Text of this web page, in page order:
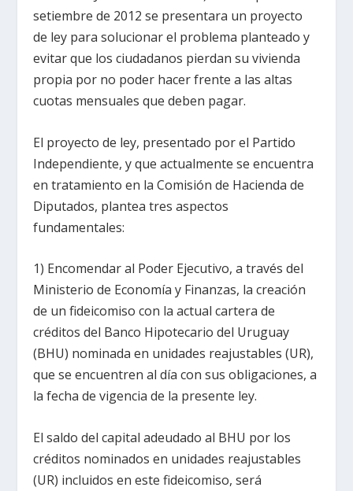
setiembre de 2012 se presentara un proyecto
de ley para solucionar el problema planteado y
evitar que los ciudadanos pierdan su vivienda
propia por no poder hacer frente a las altas
cuotas mensuales que deben pagar.
El proyecto de ley, presentado por el Partido
Independiente, y que actualmente se encuentra
en tratamiento en la Comisión de Hacienda de
Diputados, plantea tres aspectos
fundamentales:
1) Encomendar al Poder Ejecutivo, a través del
Ministerio de Economía y Finanzas, la creación
de un fideicomiso con la actual cartera de
créditos del Banco Hipotecario del Uruguay
(BHU) nominada en unidades reajustables (UR),
que se encuentren al día con sus obligaciones, a
la fecha de vigencia de la presente ley.
El saldo del capital adeudado al BHU por los
créditos nominados en unidades reajustables
(UR) incluidos en este fideicomiso, será